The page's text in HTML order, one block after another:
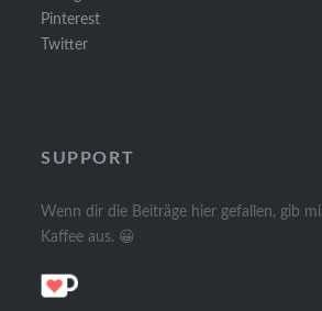
Pinterest
Twitter
SUPPORT
Wenn dir die Beiträge hier gefallen, gib
Kaffee aus. 😀